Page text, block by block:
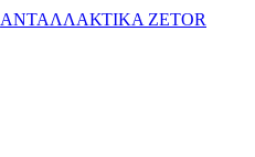
ΑΝΤΑΛΛΑΚΤΙΚΑ ZETOR